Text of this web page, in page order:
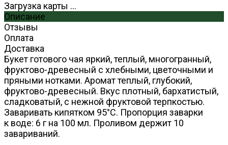
Загрузка карты ...
Описание
Отзывы
Оплата
Доставка
Букет готового чая яркий, теплый, многогранный,
фруктово-древесный с хлебными, цветочными и
пряными нотками. Аромат теплый, глубокий,
фруктово-древесный. Вкус плотный, бархатистый,
сладковатый, с нежной фруктовой терпкостью.
Заваривать кипятком 95°С. Пропорция заварки
к воде: 6 г на 100 мл. Проливом держит 10
завариваний.